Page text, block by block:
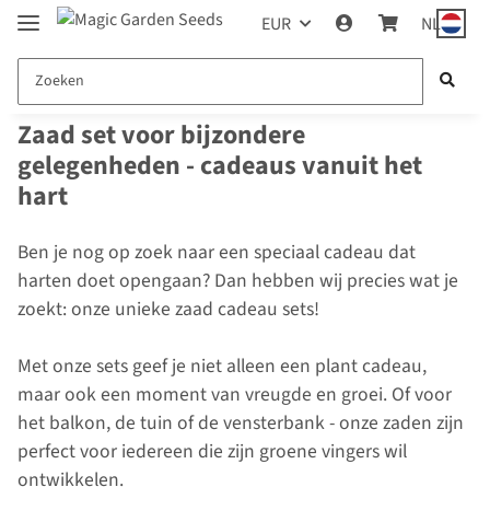
EUR NL
Zaad set voor bijzondere
gelegenheden - cadeaus vanuit het
hart
Ben je nog op zoek naar een speciaal cadeau dat
harten doet opengaan? Dan hebben wij precies wat je
zoekt: onze unieke zaad cadeau sets!
Met onze sets geef je niet alleen een plant cadeau,
maar ook een moment van vreugde en groei. Of voor
het balkon, de tuin of de vensterbank - onze zaden zijn
perfect voor iedereen die zijn groene vingers wil
ontwikkelen.